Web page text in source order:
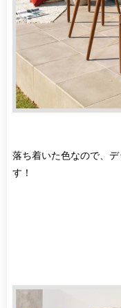
落ち着いた色なので、
す！